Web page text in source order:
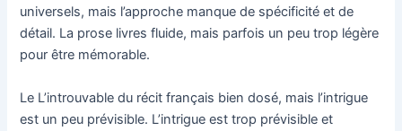
universels, mais l’approche manque de spécificité et de
détail. La prose livres fluide, mais parfois un peu trop légère
pour être mémorable.
Le L’introuvable du récit français bien dosé, mais l’intrigue
est un peu prévisible. L’intrigue est trop prévisible et